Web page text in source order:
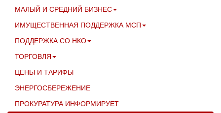
МАЛЫЙ И СРЕДНИЙ БИЗНЕС
ИМУЩЕСТВЕННАЯ ПОДДЕРЖКА МСП
ПОДДЕРЖКА СО НКО
ТОРГОВЛЯ
ЦЕНЫ И ТАРИФЫ
ЭНЕРГОСБЕРЕЖЕНИЕ
ПРОКУРАТУРА ИНФОРМИРУЕТ